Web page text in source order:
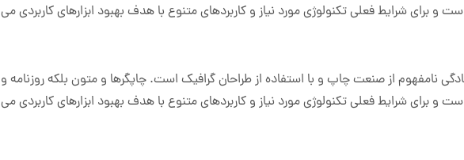
و برای شرایط فعلی تکنولوژی مورد نیاز و کاربردهای متنوع با هدف بهبود ابزارهای کاربردی می
نامفهوم از صنعت چاپ و با استفاده از طراحان گرافیک است. چاپگرها و متون بلکه روزنامه و
و برای شرایط فعلی تکنولوژی مورد نیاز و کاربردهای متنوع با هدف بهبود ابزارهای کاربردی می